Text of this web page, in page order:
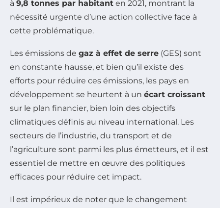
à 9,8 tonnes par habitant en 2021, montrant la
nécessité urgente d’une action collective face à
cette problématique.
Les émissions de gaz à effet de serre (GES) sont
en constante hausse, et bien qu’il existe des
efforts pour réduire ces émissions, les pays en
développement se heurtent à un écart croissant
sur le plan financier, bien loin des objectifs
climatiques définis au niveau international. Les
secteurs de l’industrie, du transport et de
l’agriculture sont parmi les plus émetteurs, et il est
essentiel de mettre en œuvre des politiques
efficaces pour réduire cet impact.
Il est impérieux de noter que le changement